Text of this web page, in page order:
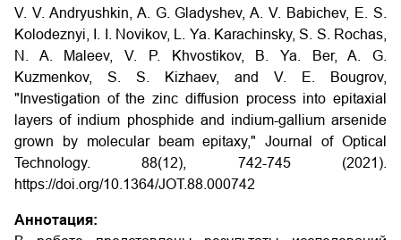
V. V. Andryushkin, A. G. Gladyshev, A. V. Babichev, E. S.
Kolodeznyi, I. I. Novikov, L. Ya. Karachinsky, S. S. Rochas,
N. A. Maleev, V. P. Khvostikov, B. Ya. Ber, A. G.
Kuzmenkov, S. S. Kizhaev, and V. E. Bougrov,
"Investigation of the zinc diffusion process into epitaxial
layers of indium phosphide and indium-gallium arsenide
grown by molecular beam epitaxy," Journal of Optical
Technology. 88(12), 742-745 (2021).
https://doi.org/10.1364/JOT.88.000742
Аннотация: